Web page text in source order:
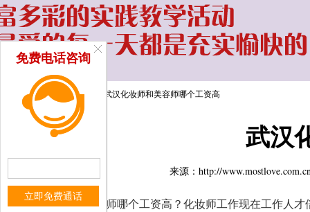
当前位置： 首页 学员就业 武汉化妆师和美容师哪个工资高
武汉
来源：http://
武汉化妆师和美容师哪个工资高？化妆师工作现在工作人
免费电话咨询
立即免费通话